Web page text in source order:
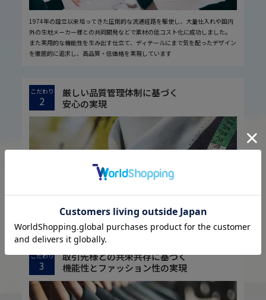
1974年の設立以来培ってきた圧倒的な流通経路を駆使し、大量仕入れや国内
外の生地メーカー様との共同開発などで素材の低コスト化に成功しました。
また実用的な機能性を生み出す仕立て、ディテールにまで気を配ったデザイン
を徹底的に追求し、高品質・低価格を実現しています
こだわり
2
厳しい品質管理体制に基づく
安心の実現
お客様に安心してお買い物していただくために、厳しい品質検査基準を設定し
こだわり
3
取引先様との共栄共存に基づく
機能性とファッション性の実現